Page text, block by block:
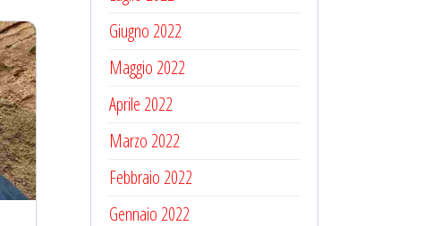
Giugno 2022
Maggio 2022
Aprile 2022
Marzo 2022
Febbraio 2022
Gennaio 2022